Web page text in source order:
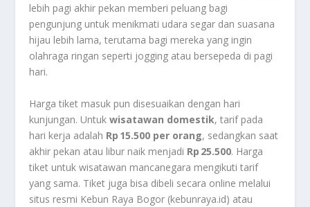
lebih pagi akhir pekan memberi peluang bagi
pengunjung untuk menikmati udara segar dan suasana
hijau lebih lama, terutama bagi mereka yang ingin
olahraga ringan seperti jogging atau bersepeda di pagi
hari.
Harga tiket masuk pun disesuaikan dengan hari
kunjungan. Untukwisatawan domestik, tarif pada
hari kerja adalah Rp 15.500 per orang, sedangkan saat
akhir pekan atau libur naik menjadi Rp 25.500. Harga
tiket untuk wisatawan mancanegara mengikuti tarif
yang sama. Tiket juga bisa dibeli secara online melalui
situs resmi Kebun Raya Bogor (kebunraya.id) atau